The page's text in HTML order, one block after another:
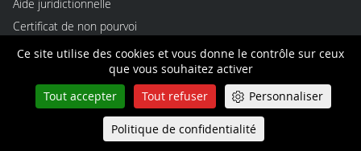
Ce site utilise des cookies et vous donne le contrôle sur ceux
que vous souhaitez activer
Tout accepter
Tout refuser Personnaliser
Politique de confidentialité
Aide juridictionnelle
Certificat de non pourvoi
Trouver un expert
PROFESSIONNELS
Emplois
Queue-Fair